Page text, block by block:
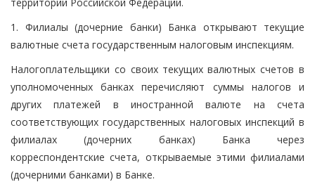
1. Филиалы (дочерние банки) Банка открывают текущие
валютные счета государственным налоговым инспекциям.
Налогоплательщики со своих текущих валютных счетов в
уполномоченных банках перечисляют суммы налогов и
других платежей в иностранной валюте на счета
соответствующих государственных налоговых инспекций в
филиалах (дочерних банках) Банка через
корреспондентские счета, открываемые этими филиалами
(дочерними банками) в Банке.